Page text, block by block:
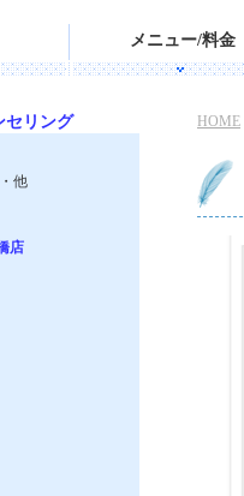
メニュー/料金
HOME
セリング
他
店